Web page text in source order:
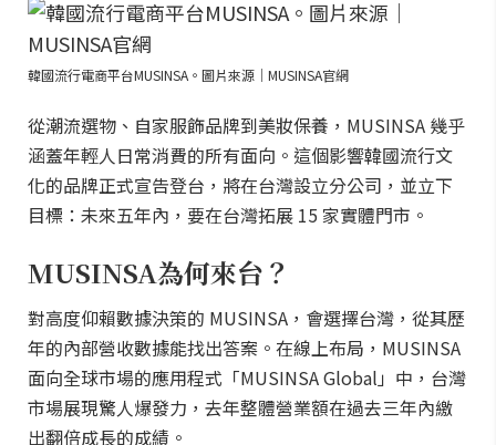
韓國流行電商平台MUSINSA。圖片來源｜MUSINSA官網
從潮流選物、自家服飾品牌到美妝保養，MUSINSA 幾乎
涵蓋年輕人日常消費的所有面向。這個影響韓國流行文
化的品牌正式宣告登台，將在台灣設立分公司，並立下
目標：未來五年內，要在台灣拓展 15 家實體門市。
MUSINSA為何來台？
對高度仰賴數據決策的 MUSINSA，會選擇台灣，從其歷
年的內部營收數據能找出答案。在線上布局，MUSINSA
面向全球市場的應用程式「MUSINSA Global」中，台灣
市場展現驚人爆發力，去年整體營業額在過去三年內繳
出翻倍成長的成績。